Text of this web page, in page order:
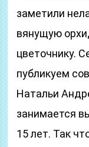
заметили
вянущую
цветочнику.
публикуем
Натальи
занимается
15 лет. Так